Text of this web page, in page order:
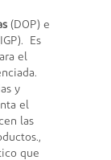
(DOP) e
Es
el
y
el
las
que